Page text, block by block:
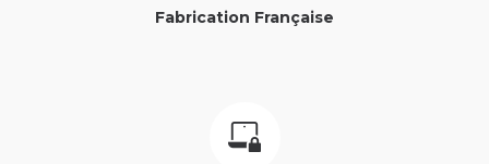
Fabrication Française